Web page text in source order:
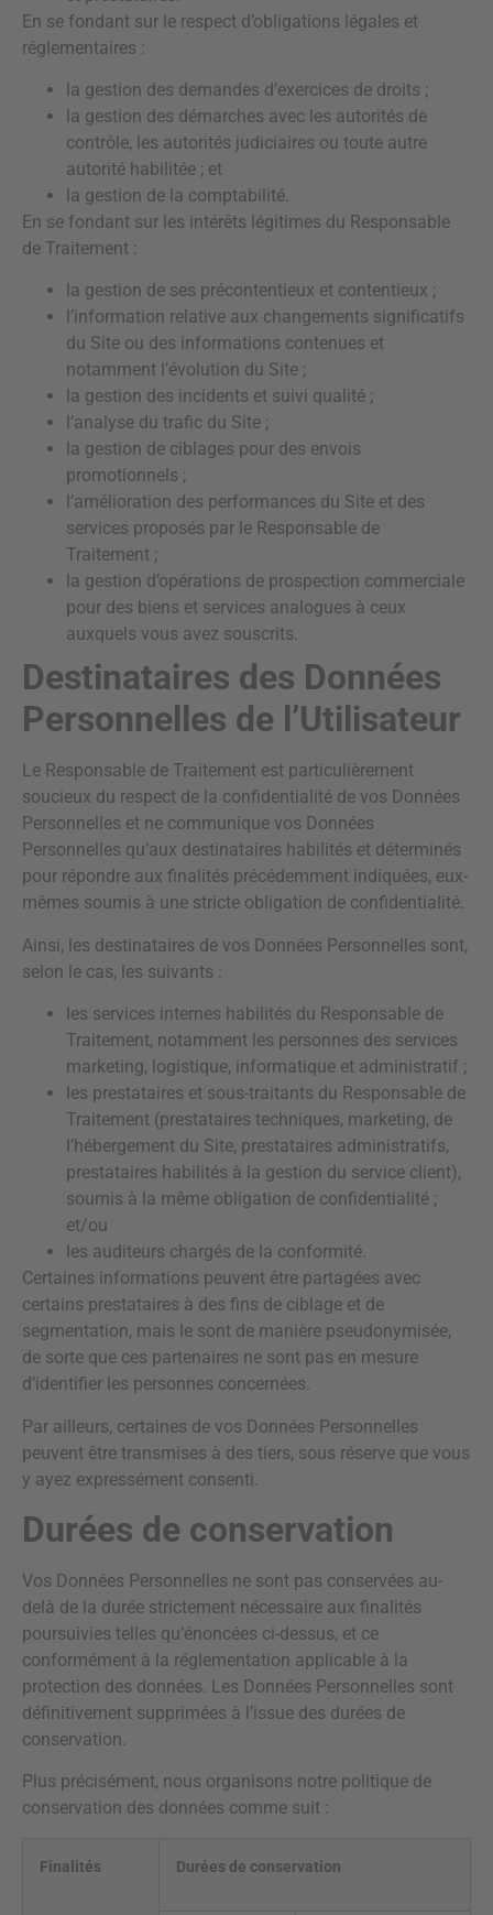
En se fondant sur le respect d’obligations légales et
réglementaires :
la gestion des demandes d’exercices de droits ;
la gestion des démarches avec les autorités de
contrôle, les autorités judiciaires ou toute autre
autorité habilitée ; et
la gestion de la comptabilité.
En se fondant sur les intérêts légitimes du Responsable
de Traitement :
la gestion de ses précontentieux et contentieux ;
l’information relative aux changements significatifs
du Site ou des informations contenues et
notamment l’évolution du Site ;
la gestion des incidents et suivi qualité ;
l’analyse du trafic du Site ;
la gestion de ciblages pour des envois
promotionnels ;
l’amélioration des performances du Site et des
services proposés par le Responsable de
Traitement ;
la gestion d’opérations de prospection commerciale
pour des biens et services analogues à ceux
auxquels vous avez souscrits.
Destinataires des Données
Personnelles de l’Utilisateur
Le Responsable de Traitement est particulièrement
soucieux du respect de la confidentialité de vos Données
Personnelles et ne communique vos Données
Personnelles qu’aux destinataires habilités et déterminés
pour répondre aux finalités précédemment indiquées, eux-
mêmes soumis à une stricte obligation de confidentialité.
Ainsi, les destinataires de vos Données Personnelles sont,
selon le cas, les suivants :
les services internes habilités du Responsable de
Traitement, notamment les personnes des services
marketing, logistique, informatique et administratif ;
les prestataires et sous-traitants du Responsable de
Traitement (prestataires techniques, marketing, de
l’hébergement du Site, prestataires administratifs,
prestataires habilités à la gestion du service client),
soumis à la même obligation de confidentialité ;
et/ou
les auditeurs chargés de la conformité.
Certaines informations peuvent être partagées avec
certains prestataires à des fins de ciblage et de
segmentation, mais le sont de manière pseudonymisée,
de sorte que ces partenaires ne sont pas en mesure
d’identifier les personnes concernées.
Par ailleurs, certaines de vos Données Personnelles
peuvent être transmises à des tiers, sous réserve que vous
y ayez expressément consenti.
Durées de conservation
Vos Données Personnelles ne sont pas conservées au-
delà de la durée strictement nécessaire aux finalités
poursuivies telles qu’énoncées ci-dessus, et ce
conformément à la réglementation applicable à la
protection des données. Les Données Personnelles sont
définitivement supprimées à l’issue des durées de
conservation.
Plus précisément, nous organisons notre politique de
conservation des données comme suit :
Finalités Durées de conservation